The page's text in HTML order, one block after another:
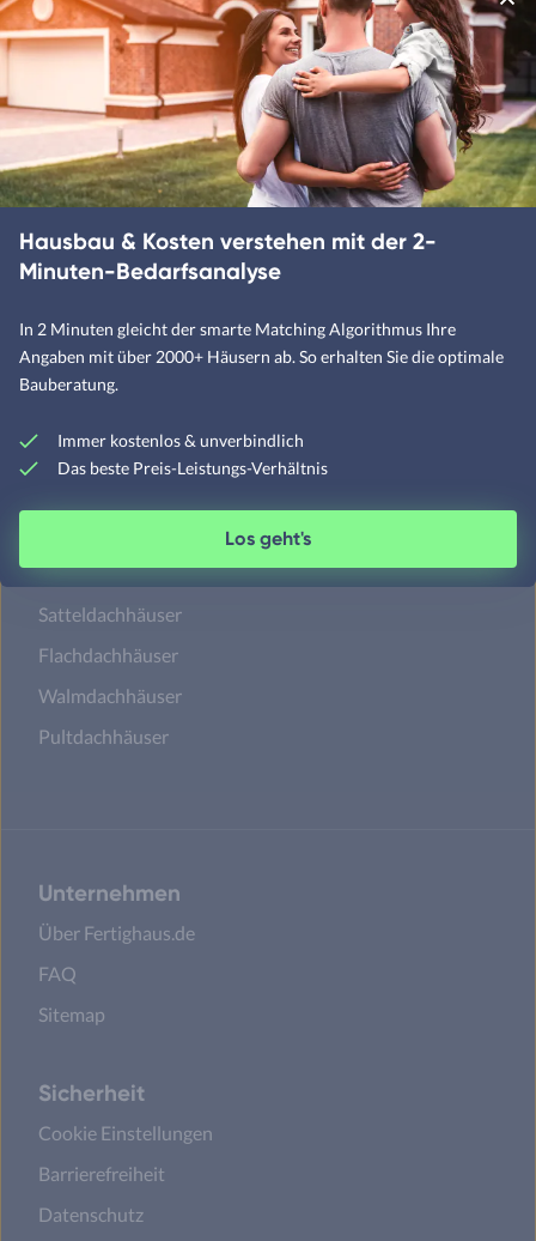
Bauhaus-Häuser
Betonhäuser
Designerhäuser
Fachwerkhäuser
Klassische Häuser
Mediterrane Häuser
Moderne Häuser
Schwedenhäuser
Skandinavische Häuser
Satteldachhäuser
Flachdachhäuser
Walmdachhäuser
Pultdachhäuser
Unternehmen
Über Fertighaus.de
FAQ
Sitemap
Sicherheit
Cookie Einstellungen
Barrierefreiheit
Datenschutz
Hausbau & Kosten verstehen mit der 2-
Minuten-Bedarfsanalyse
In 2 Minuten gleicht der smarte Matching Algorithmus Ihre
Angaben mit über 2000+ Häusern ab. So erhalten Sie die optimale
Bauberatung.
Immer kostenlos & unverbindlich
Das beste Preis-Leistungs-Verhältnis
Los geht's